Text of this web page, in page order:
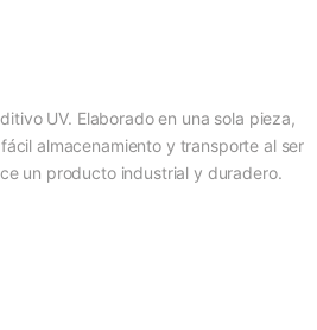
UV. Elaborado en una sola pieza,
almacenamiento y transporte al ser
un producto industrial y duradero.